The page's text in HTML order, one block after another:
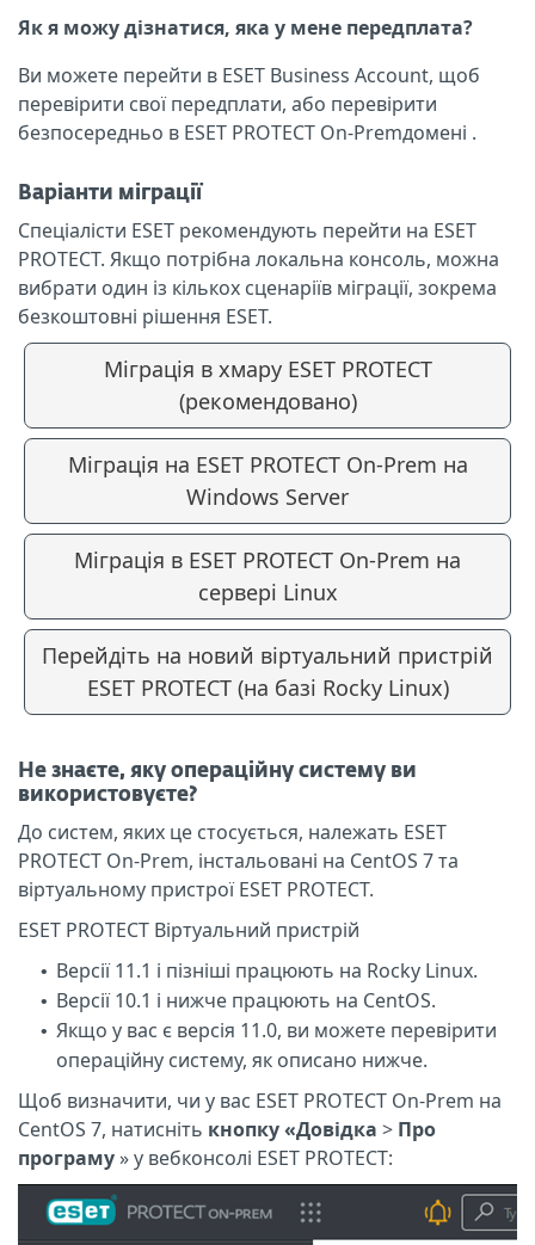
Як я можу дізнатися, яка у мене передплата?
Ви можете перейти в ESET Business Account, щоб
перевірити свої передплати, або перевірити
безпосередньо в ESET PROTECT On-Premдомені .
Варіанти міграції
Спеціалісти ESET рекомендують перейти на ESET
PROTECT. Якщо потрібна локальна консоль, можна
вибрати один із кількох сценаріїв міграції, зокрема
безкоштовні рішення ESET.
Міграція в хмару ESET PROTECT
(рекомендовано)
Міграція на ESET PROTECT On-Prem на
Windows Server
Міграція в ESET PROTECT On-Prem на
сервері Linux
Перейдіть на новий віртуальний пристрій
ESET PROTECT (на базі Rocky Linux)
Не знаєте, яку операційну систему ви
використовуєте?
До систем, яких це стосується, належать ESET
PROTECT On-Prem, інстальовані на CentOS 7 та
віртуальному пристрої ESET PROTECT.
ESET PROTECT Віртуальний пристрій
• Версії 11.1 і пізніші працюють на Rocky Linux.
• Версії 10.1 і нижче працюють на CentOS.
• Якщо у вас є версія 11.0, ви можете перевірити
операційну систему, як описано нижче.
Щоб визначити, чи у вас ESET PROTECT On-Prem на
CentOS 7, натисніть кнопку «Довідка > Про
програму» у вебконсолі ESET PROTECT: